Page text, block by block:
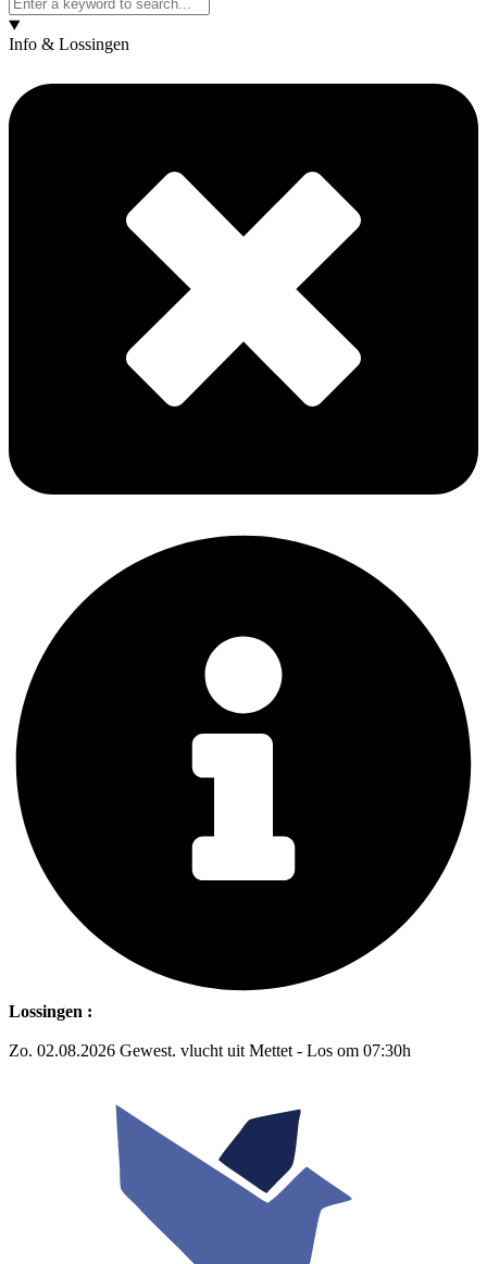
Info & Lossingen
Lossingen :
Zo. 02.08.2026 Gewest. vlucht uit Mettet - Los om 07:30h